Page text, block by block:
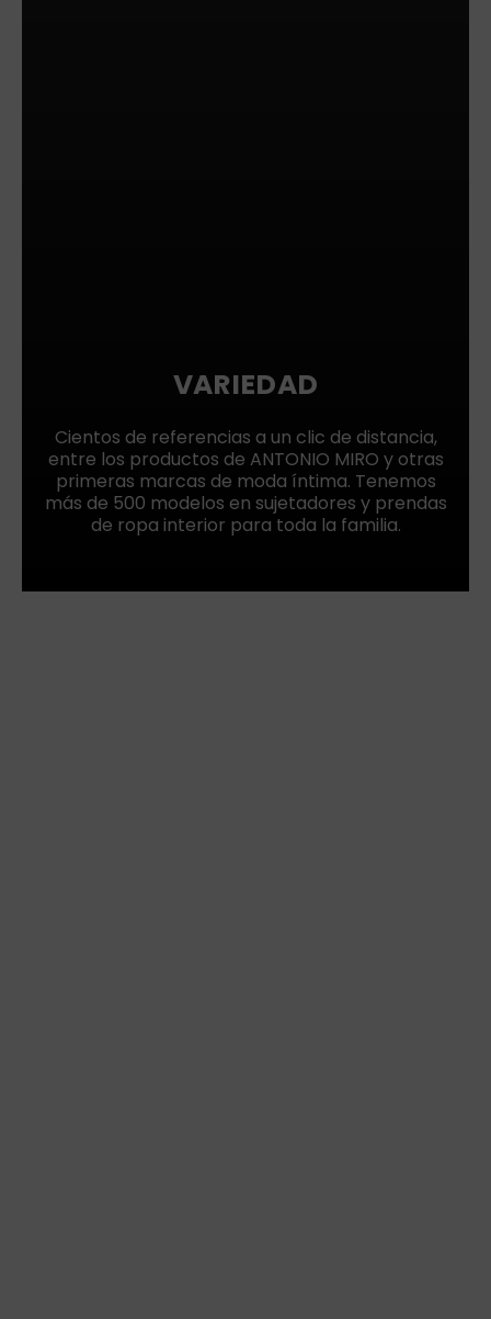
VARIEDAD
Cientos de referencias a un clic de distancia,
entre los productos de ANTONIO MIRO y otras
primeras marcas de moda íntima. Tenemos
más de 500 modelos en sujetadores y prendas
de ropa interior para toda la familia.